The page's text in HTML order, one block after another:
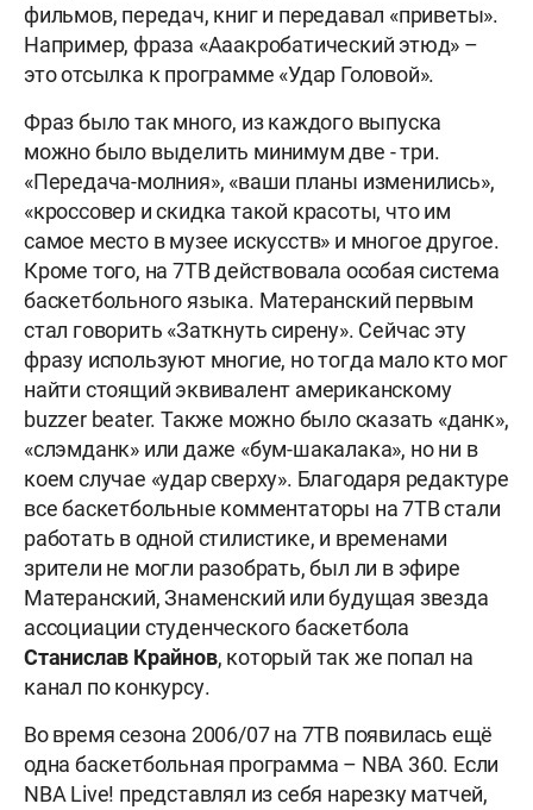
фильмов, передач, книг и передавал «приветы».
Например, фраза «Ааакробатический этюд» –
это отсылка к программе «Удар Головой».
Фраз было так много, из каждого выпуска
можно было выделить минимум две - три.
«Передача-молния», «ваши планы изменились»,
«кроссовер и скидка такой красоты, что им
самое место в музее искусств» и многое другое.
Кроме того, на 7ТВ действовала особая система
баскетбольного языка. Матеранский первым
стал говорить «Заткнуть сирену». Сейчас эту
фразу используют многие, но тогда мало кто мог
найти стоящий эквивалент американскому
buzzer beater. Также можно было сказать «данк»,
«слэмданк» или даже «бум-шакалака», но ни в
коем случае «удар сверху». Благодаря редактуре
все баскетбольные комментаторы на 7ТВ стали
работать в одной стилистике, и временами
зрители не могли разобрать, был ли в эфире
Матеранский, Знаменский или будущая звезда
ассоциации студенческого баскетбола
Станислав Крайнов, который так же попал на
канал по конкурсу.
Во время сезона 2006/07 на 7ТВ появилась ещё
одна баскетбольная программа – NBA 360. Если
NBA Live! представлял из себя нарезку матчей,